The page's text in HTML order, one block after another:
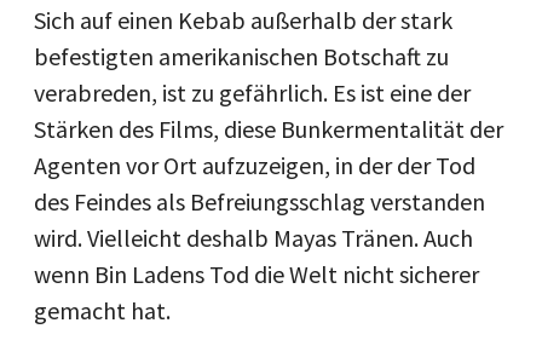
Sich auf einen Kebab außerhalb der stark
befestigten amerikanischen Botschaft zu
verabreden, ist zu gefährlich. Es ist eine der
Stärken des Films, diese Bunkermentalität der
Agenten vor Ort aufzuzeigen, in der der Tod
des Feindes als Befreiungsschlag verstanden
wird. Vielleicht deshalb Mayas Tränen. Auch
wenn Bin Ladens Tod die Welt nicht sicherer
gemacht hat.